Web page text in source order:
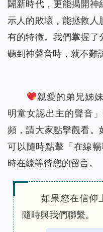
闢新時代，更能揭開
示人的敗壞，能拯救人
有的特徵。我們掌握了
聽到神聲音時，就不難
親愛的弟兄姊
明童女認出主的聲音
頻，請大家點擊觀看。
可以隨時點擊「在線
時在線等待您的留言。
如果您在信仰
隨時與我們聯繫。